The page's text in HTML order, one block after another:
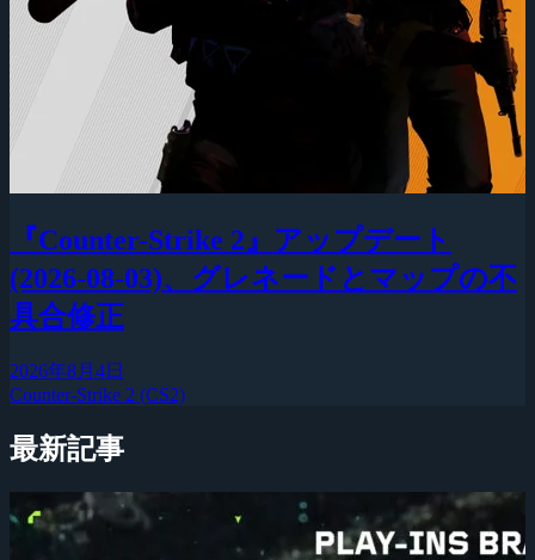
『Counter-Strike 2』アップデート
(2026-08-03)、グレネードとマップの不
具合修正
2026年8月4日
Counter-Strike 2 (CS2)
最新記事